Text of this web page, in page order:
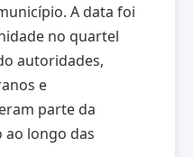
A data foi
no quartel
autoridades,
e
parte da
longo das